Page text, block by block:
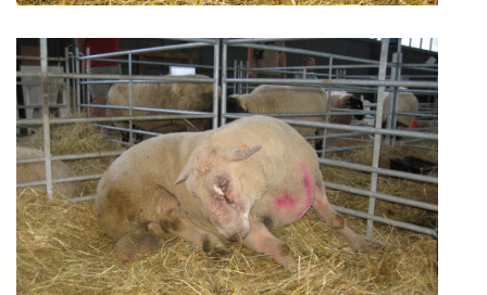
STRÁNKY
LÉKÁRNIČKA NAŠICH BABIČEK A DĚDŮ
Standa Staněk
777 872 486
zootechnika@email.cz